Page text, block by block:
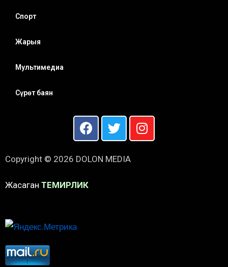
Спорт
Жарыя
Мультимедиа
Сүрөт баян
Copyright © 2026 DOLON MEDIA
Жасаган ТЕМИРЛИК